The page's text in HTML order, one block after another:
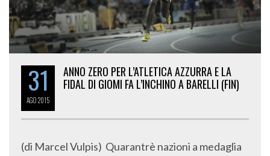
31
AGO2015
ANNO ZERO PER L’ATLETICA AZZURRA E LA
FIDAL DI GIOMI FA L’INCHINO A BARELLI (FIN)
(di Marcel Vulpis) Quarantrè nazioni a medaglia